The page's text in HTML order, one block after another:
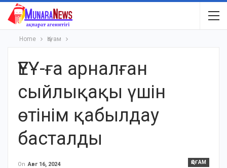
Home Қоғам
ҮЕҰ-ға арналған
сыйлықақы үшін
өтінім қабылдау
басталды
ҚОҒАМ
On Авг 16, 2024